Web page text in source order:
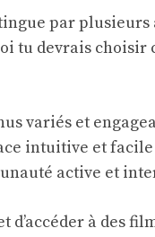
par plusieurs
tu devrais choisir
variés et
intuitive et
active et
d’accéder à des